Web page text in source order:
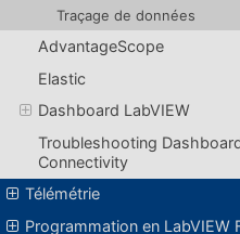
Traçage de données
AdvantageScope
Elastic
Dashboard LabVIEW
Troubleshooting
Connectivity
Télémétrie
Programmation en LabVIEW